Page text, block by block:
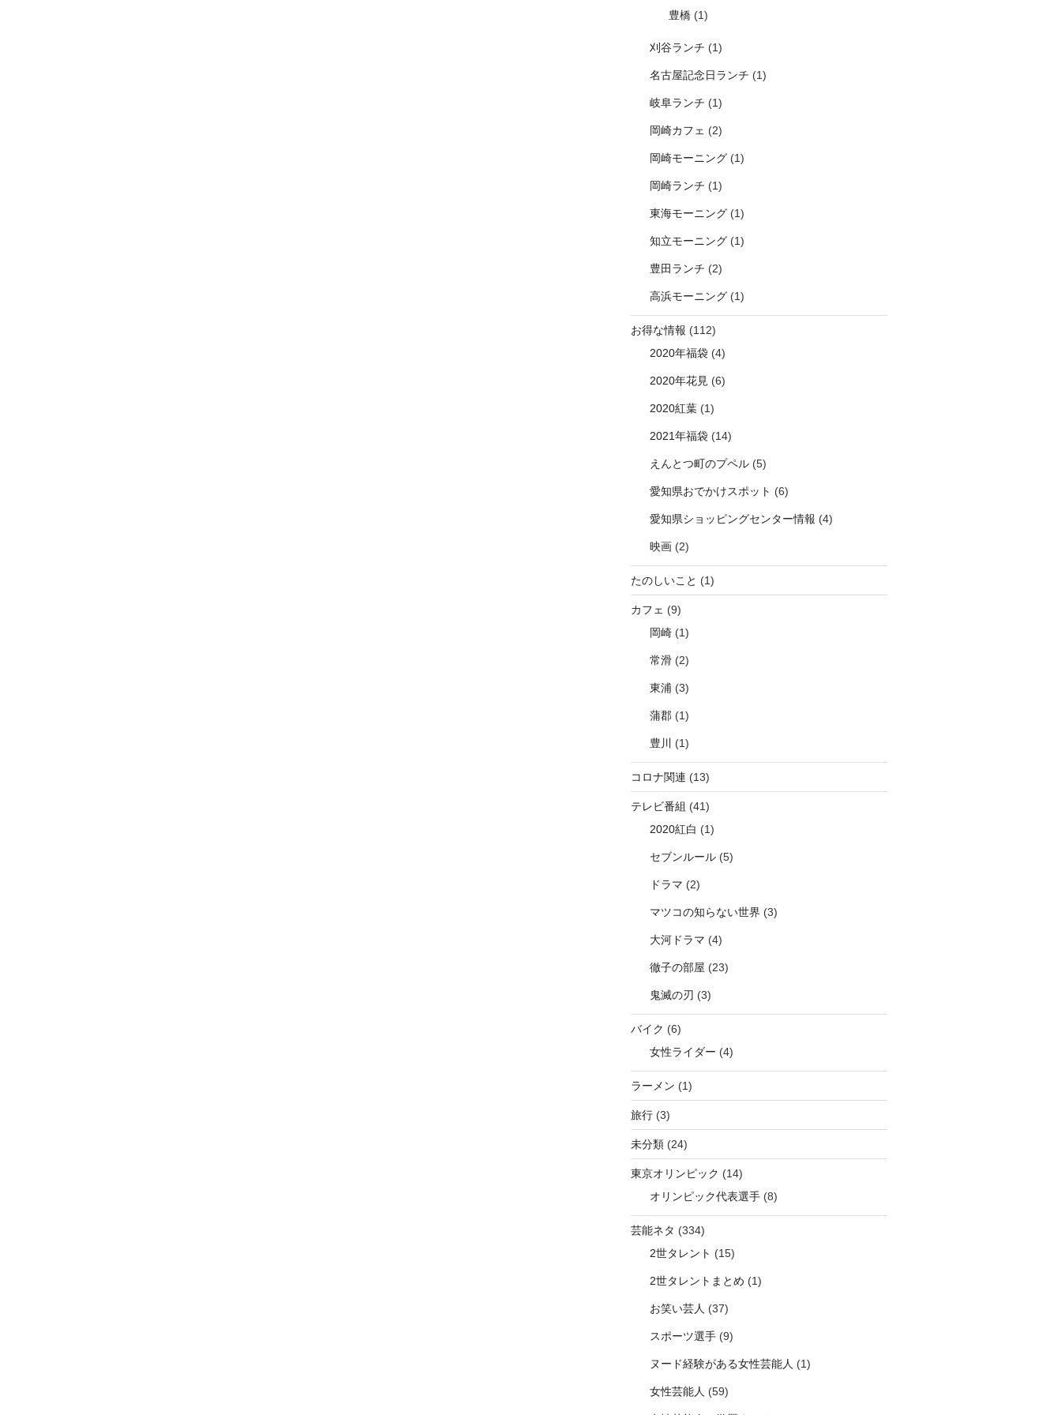
豊橋(1)
刈谷ランチ (1)
名古屋記念日ランチ (1)
岐阜ランチ (1)
岡崎カフェ (2)
岡崎モーニング(1)
岡崎ランチ (1)
東海モーニング(1)
知立モーニング(1)
豊田ランチ (2)
高浜モーニング(1)
お得な情報 (112)
2020年福袋(4)
2020年花見 (6)
2020紅葉(1)
2021年福袋(14)
えんとつ町のプペル(5)
愛知県おでかけスポット (6)
愛知県ショッピングセンター情報 (4)
映画(2)
たのしいこと (1)
カフェ (9)
岡崎(1)
常滑(2)
東浦 (3)
蒲郡(1)
豊川 (1)
コロナ関連 (13)
テレビ番組 (41)
2020紅白 (1)
セブンルール(5)
ドラマ (2)
マツコの知らない世界 (3)
大河ドラマ (4)
徹子の部屋 (23)
鬼滅の刃 (3)
バイク (6)
女性ライダー (4)
ラーメン (1)
旅行(3)
未分類(24)
東京オリンピック (14)
オリンピック代表選手(8)
芸能ネタ (334)
2世タレント (15)
2世タレントまとめ (1)
お笑い芸人 (37)
スポーツ選手(9)
ヌード経験がある女性芸能人 (1)
女性芸能人 (59)